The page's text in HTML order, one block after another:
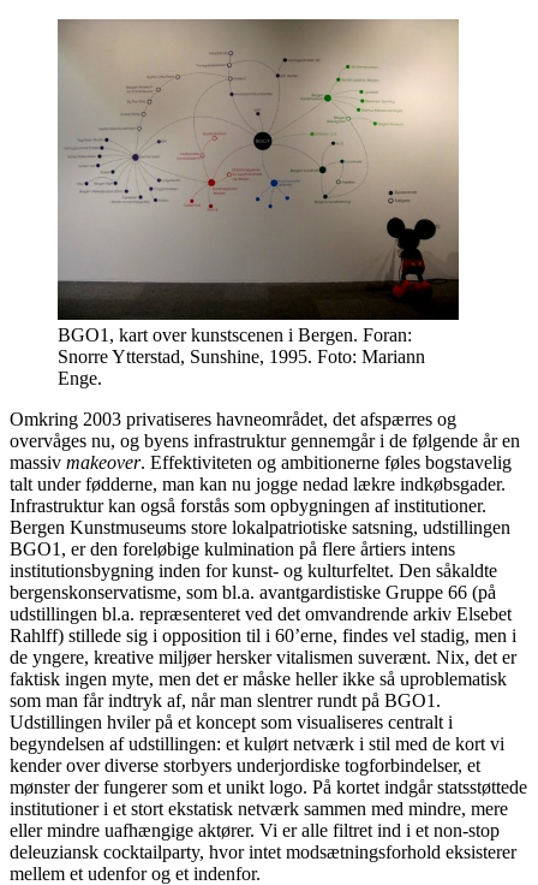
BGO1, kart over kunstscenen i Bergen. Foran:
Snorre Ytterstad, Sunshine, 1995. Foto: Mariann
Enge.
Omkring 2003 privatiseres havneområdet, det afspærres og
overvåges nu, og byens infrastruktur gennemgår i de følgende år en
massiv makeover. Effektiviteten og ambitionerne føles bogstavelig
talt under fødderne, man kan nu jogge nedad lækre indkøbsgader.
Infrastruktur kan også forstås som opbygningen af institutioner.
Bergen Kunstmuseums store lokalpatriotiske satsning, udstillingen
BGO1, er den foreløbige kulmination på flere årtiers intens
institutionsbygning inden for kunst- og kulturfeltet. Den såkaldte
bergenskonservatisme, som bl.a. avantgardistiske Gruppe 66 (på
udstillingen bl.a. repræsenteret ved det omvandrende arkiv Elsebet
Rahlff) stillede sig i opposition til i 60’erne, findes vel stadig, men i
de yngere, kreative miljøer hersker vitalismen suverænt. Nix, det er
faktisk ingen myte, men det er måske heller ikke så uproblematisk
som man får indtryk af, når man slentrer rundt på BGO1.
Udstillingen hviler på et koncept som visualiseres centralt i
begyndelsen af udstillingen: et kulørt netværk i stil med de kort vi
kender over diverse storbyers underjordiske togforbindelser, et
mønster der fungerer som et unikt logo. På kortet indgår statsstøttede
institutioner i et stort ekstatisk netværk sammen med mindre, mere
eller mindre uafhængige aktører. Vi er alle filtret ind i et non-stop
deleuziansk cocktailparty, hvor intet modsætningsforhold eksisterer
mellem et udenfor og et indenfor.